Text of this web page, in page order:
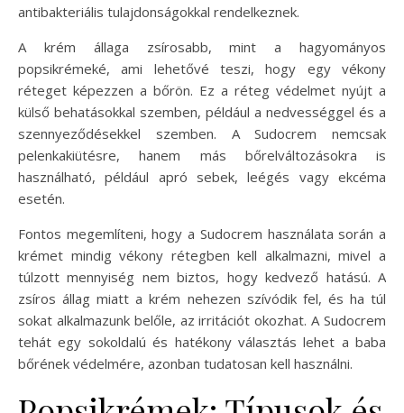
antibakteriális tulajdonságokkal rendelkeznek.
A krém állaga zsírosabb, mint a hagyományos
popsikrémeké, ami lehetővé teszi, hogy egy vékony
réteget képezzen a bőrön. Ez a réteg védelmet nyújt a
külső behatásokkal szemben, például a nedvességgel és a
szennyeződésekkel szemben. A Sudocrem nemcsak
pelenkakiütésre, hanem más bőrelváltozásokra is
használható, például apró sebek, leégés vagy ekcéma
esetén.
Fontos megemlíteni, hogy a Sudocrem használata során a
krémet mindig vékony rétegben kell alkalmazni, mivel a
túlzott mennyiség nem biztos, hogy kedvező hatású. A
zsíros állag miatt a krém nehezen szívódik fel, és ha túl
sokat alkalmazunk belőle, az irritációt okozhat. A Sudocrem
tehát egy sokoldalú és hatékony választás lehet a baba
bőrének védelmére, azonban tudatosan kell használni.